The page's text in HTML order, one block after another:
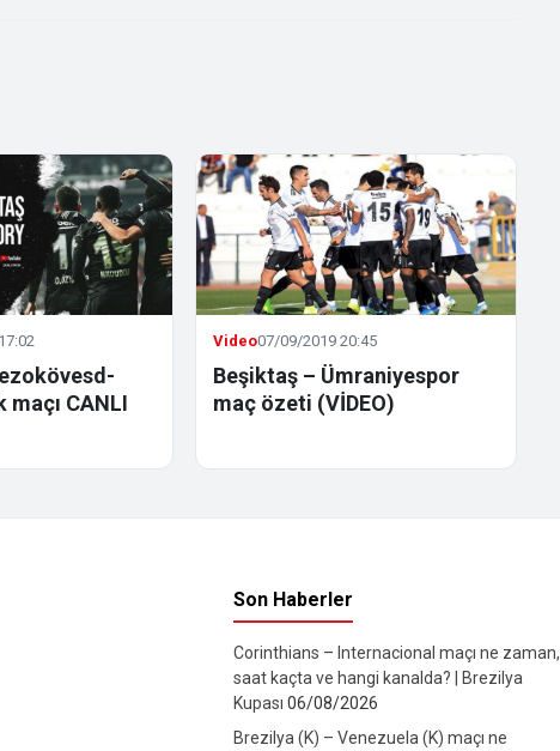
maçı CANLI
Video07/09/2019 20:45
Beşiktaş – Ümraniyespor
maç özeti (VİDEO)
Son Haberler
Corinthians – Internacional maçı ne zaman,
saat kaçta ve hangi kanalda? | Brezilya
Kupası 06/08/2026
Brezilya (K) – Venezuela (K) maçı ne